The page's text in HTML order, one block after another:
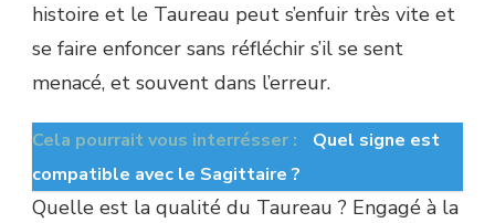
histoire et le Taureau peut s’enfuir très vite et
se faire enfoncer sans réfléchir s’il se sent
menacé, et souvent dans l’erreur.
Cela pourrait vous interrésser :
Quel signe est
compatible avec le Sagittaire ?
Quelle est la qualité du Taureau ? Engagé à la